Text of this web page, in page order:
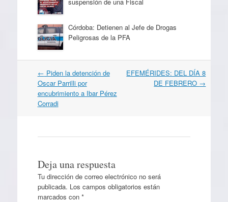
Córdoba: Detienen al Jefe de Drogas
Peligrosas de la PFA
Navegación
por
artículos
← Piden la detención de
Oscar Parrilli por
encubrimiento a Ibar Pérez
Corradi
EFEMÉRIDES: DEL DÍA 8
DE FEBRERO →
Deja una respuesta
Tu dirección de correo electrónico no será
publicada. Los campos obligatorios están
marcados con *